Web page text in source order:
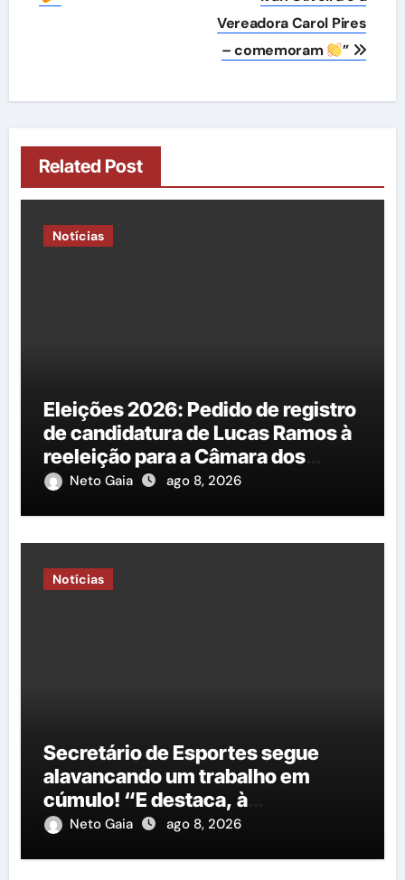
Vereadora Carol Pires
– comemoram
”
Related Post
Notícias
Eleições 2026: Pedido de registro
de candidatura de Lucas Ramos à
reeleição para a Câmara dos
Deputados é protocolado na
Neto Gaia ago 8, 2026
Notícias
Secretário de Esportes segue
alavancando um trabalho em
cúmulo! “E destaca, à
importância do governo George
Neto Gaia ago 8, 2026